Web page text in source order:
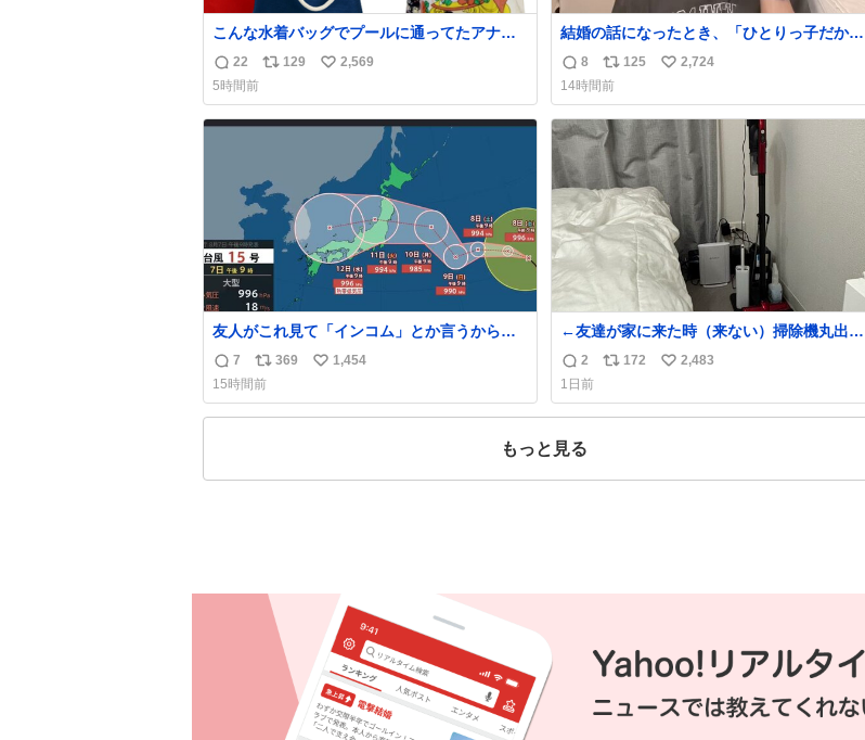
こんな水着バッグでプールに通ってたアナ
タ、完全なる同世代（笑） #70年代 #80年
代 #昭和レトロ
返
信
数
22
リ
ス
129
い
ね
2,569
5時間前
結婚の話になったとき、「ひとりっ子だから
僕が諦めた瞬間に一族が潰える」「死ぬとき1
人とか嫌」だから結婚願望は"ある"って答え
たものの、結局「（結婚は）向いてねぇのか
もしれない」で締める北山くん、きっといろ
いろ考えて言葉を選んで、まるく収めてくれ
たんだなと思った
返
信
数
8
リ
ポ
ス
ト
数
125
い
ね
数
2,724
14時間前
友人がこれ見て「インコム」とか言うから、
もうそれにしか見えなくなっちゃった。
返
信
数
7
リ
ポ
ス
369
い
ね
1,454
15時間前
←友達が家に来た時（来ない）掃除機丸出し
返
信
数
2
リ
ス
172
い
ね
2,483
1日前
もっと見る